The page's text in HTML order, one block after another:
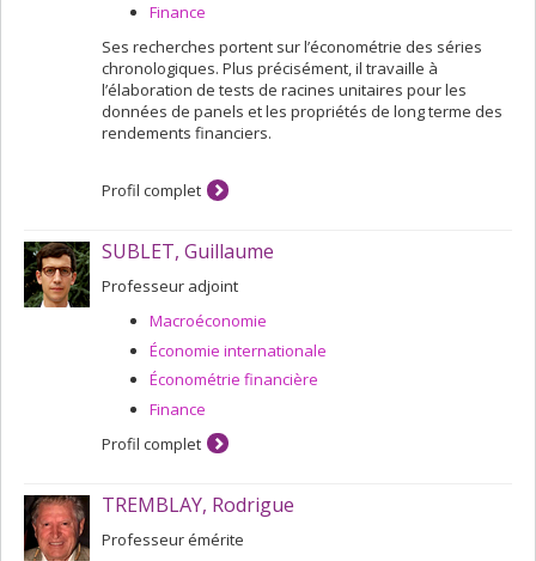
Finance
Ses recherches portent sur l’économétrie des séries
chronologiques. Plus précisément, il travaille à
l’élaboration de tests de racines unitaires pour les
données de panels et les propriétés de long terme des
rendements financiers.
Profil complet
SUBLET, Guillaume
Professeur adjoint
Macroéconomie
Économie internationale
Économétrie financière
Finance
Profil complet
TREMBLAY, Rodrigue
Professeur émérite